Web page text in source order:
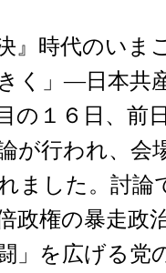
』時代のいま
く」―日本共
の１６日、前
が行われ、会
ました。討論
政権の暴走政
」を広げる党